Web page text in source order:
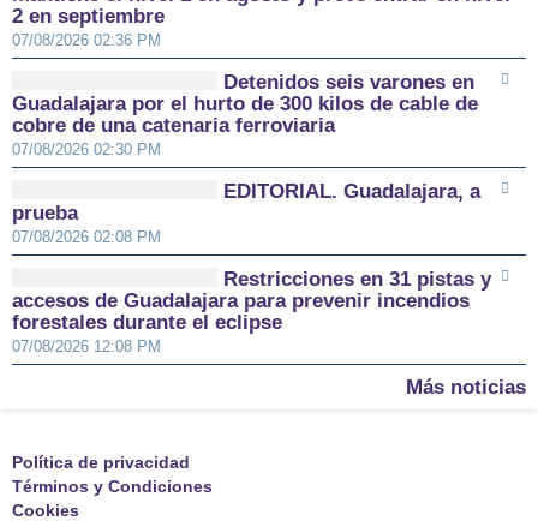
2 en septiembre
07/08/2026 02:36 PM
Detenidos seis varones en
Guadalajara por el hurto de 300 kilos de cable de
cobre de una catenaria ferroviaria
07/08/2026 02:30 PM
EDITORIAL. Guadalajara, a
prueba
07/08/2026 02:08 PM
Restricciones en 31 pistas y
accesos de Guadalajara para prevenir incendios
forestales durante el eclipse
07/08/2026 12:08 PM
Más noticias
Política de privacidad
Términos y Condiciones
Cookies